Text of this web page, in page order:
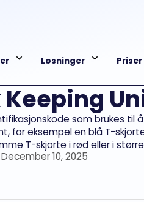
Løsninger Priser
Keeping
som brukes til
for eksempel en blå T-
T-skjorte i rød eller i
10, 2025